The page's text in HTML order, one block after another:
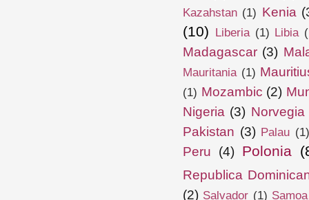
Kazahstan (1) Kenia
(10) Liberia (1) Libia
Madagascar (3)
Mauritania (1)
(1) Mozambic (2)
Nigeria (3) Norvegia
Pakistan (3) Palau (1)
Peru (4) Polonia
Republica
(2) Salvador (1) Samoa